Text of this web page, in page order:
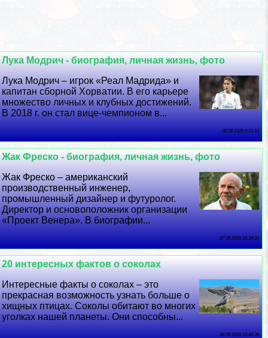
Лука Модрич - биография, личная жизнь, фото
Лука Модрич – игрок «Реал Мадрида» и
капитан сборной Хорватии. В его карьере
множество личных и клубных достижений.
В 2018 г. он стал вице-чемпионом в...
08 08 2026 0:21:12
Жак Фреско - биография, личная жизнь, фото
Жак Фреско – американский
производственный инженер,
промышленный дизайнер и футуролог.
Директор и основоположник организации
«Проект Венера». В биографии...
07 08 2026 16:34:31
20 интересных фактов о соколах
Интересные факты о соколах – это
прекрасная возможность узнать больше о
хищных птицах. Соколы обитают во многих
уголках нашей планеты. Они способны...
06 08 2026 16:44:36